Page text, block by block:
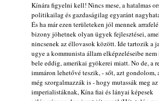
2026. augusztus 05.
Magyar Jazz ABC – 541. rész:
Márton
2026. augusztus 05.
Jazz-rock albumok 1983-ból - John
„Out like a Light”
2026. augusztus 05.
Jazz-rock albumok 1982-ből - John
Kínára figyelni kell! Nincs mese, a hatalmas
politikailag és gazdaságilag egyaránt
És ha már ezen területeken jól mennek
bizony jöhetnek olyan ügyek fejlesztései,
nincsenek az éllovasok között. Ide tartozik a
ugye a kommunista állam elképzeléseibe
bele eddig, amerikai gyökerei miatt. No de, a
immáron lehetővé teszik, - sőt, azt gondolom,
még szorgalmazzák is - hogy mutassák meg az
imperialistáknak, Kína fiai és lányai képesek